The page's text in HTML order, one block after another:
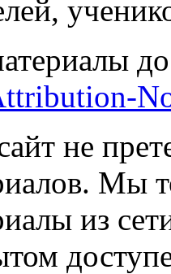
не
Мы
из